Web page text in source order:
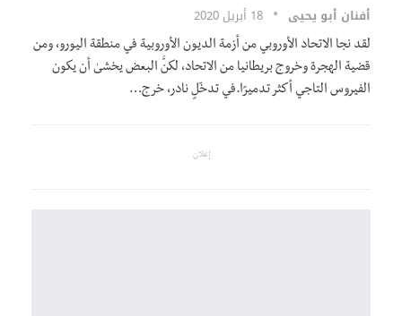
أفنان أبو يحيى 18 أبريل 2020
لقد نجا الاتحاد الأوروبي من أزمة الديون الأوروبية في منطقة اليورو، ومن
قضية الهجرة وخروج بريطانيا من الاتحاد، لكنَّ البعض يخشىٰ أن يكون
الفيروس التاجي أكثر تدميرًا.في تدخّلٍ نادر، خرج…
إعلان